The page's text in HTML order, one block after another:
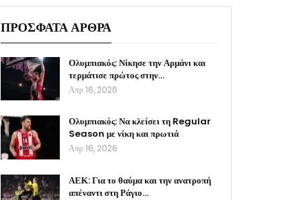
ΠΡΟΣΦΑΤΑ ΑΡΘΡΑ
Ολυμπιακός: Νίκησε την Αρμάνι και
τερμάτισε πρώτος στην…
Απρ 16, 2026
Ολυμπιακός: Να κλείσει τη Regular
Season με νίκη και πρωτιά
Απρ 16, 2026
ΑΕΚ: Για το θαύμα και την ανατροπή
απέναντι στη Ράγιο…